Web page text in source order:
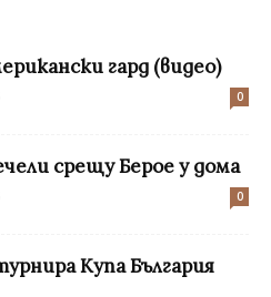
гард (видео)
0
срещу Берое у дома
0
Купа България